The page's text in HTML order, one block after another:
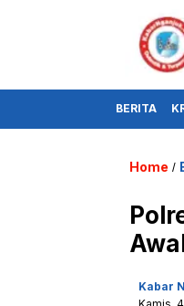
BERITA
Home /
Kabar